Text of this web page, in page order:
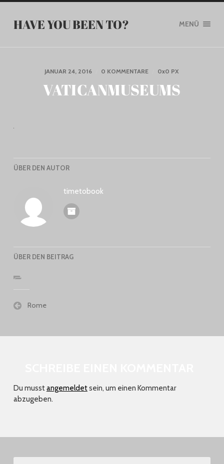
HAVE YOU BEEN TO? MENÜ
JANUAR 24, 2016 0 KOMMENTARE 0x0 PX
VATICANMUSEUMS
ÜBER DEN AUTOR
timetobook
ÜBER DEN BEITRAG
Beitragsnavigation
Rome
Du musstangemeldetsein, um einen Kommentar
abzugeben.